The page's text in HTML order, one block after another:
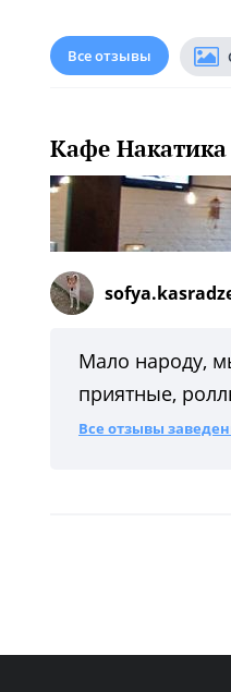
Все отзывы
Кафе Накатика
Мало народу,
приятные,
Все отзывы